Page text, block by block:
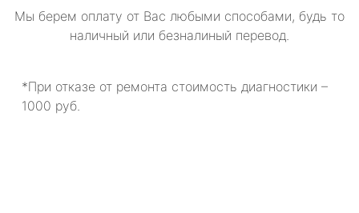
Мы берем оплату от Вас любыми способами, будь то
наличный или безналиный перевод.
*При отказе от ремонта стоимость диагностики –
1000 руб.